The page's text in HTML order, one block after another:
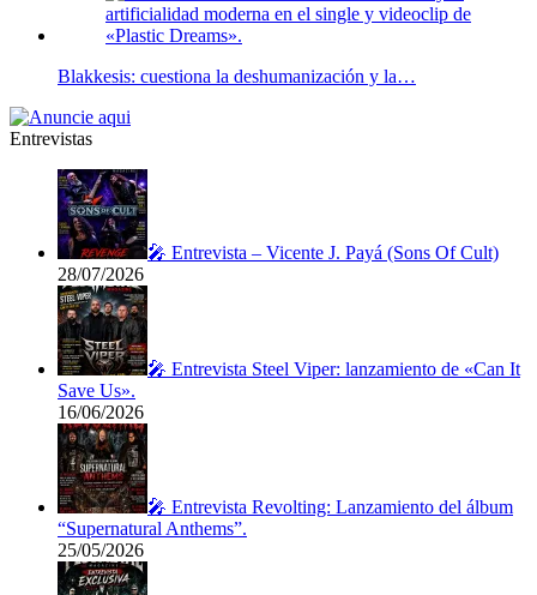
Blakkesis: cuestiona la deshumanización y la…
Entrevistas
🎤 Entrevista – Vicente J. Payá (Sons Of Cult)
28/07/2026
🎤 Entrevista Steel Viper: lanzamiento de «Can It
Save Us».
16/06/2026
🎤 Entrevista Revolting: Lanzamiento del álbum
“Supernatural Anthems”.
25/05/2026